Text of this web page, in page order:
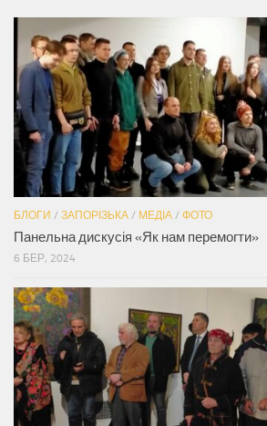
БЛОГИ / ЗАПОРІЗЬКА / МЕДІА / ФОТО
Панельна дискусія «Як нам перемогти»
6 БЕР, 2024